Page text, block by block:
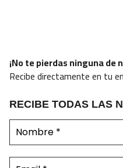
¡No te pierdas ninguna
Recibe directamente en tu
RECIBE TODAS LAS